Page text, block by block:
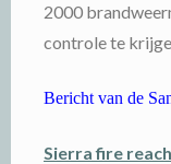
2000
controle te
Bericht van de
Sierra fire